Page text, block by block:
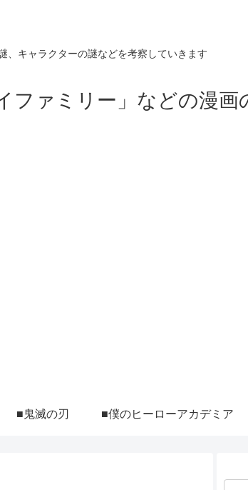
、キャラクターの謎などを考察していきます
ファミリー」などの漫画
■鬼滅の刃 ■僕のヒーローアカデミア